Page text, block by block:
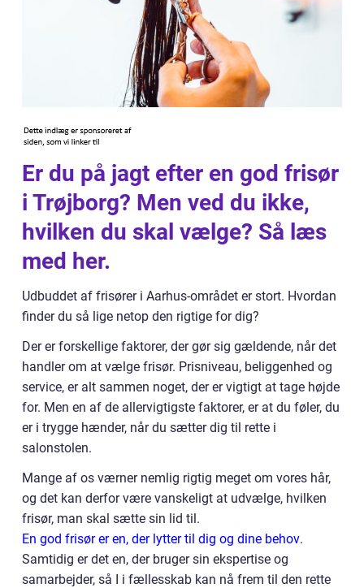
Er du på jagt efter en god frisør
i Trøjborg? Men ved du ikke,
hvilken du skal vælge? Så læs
med her.
Udbuddet af frisører i Aarhus-området er stort. Hvordan
finder du så lige netop den rigtige for dig?
Der er forskellige faktorer, der gør sig gældende, når det
handler om at vælge frisør. Prisniveau, beliggenhed og
service, er alt sammen noget, der er vigtigt at tage højde
for. Men en af de allervigtigste faktorer, er at du føler, du
er i trygge hænder, når du sætter dig til rette i
salonstolen.
Mange af os værner nemlig rigtig meget om vores hår,
og det kan derfor være vanskeligt at udvælge, hvilken
frisør, man skal sætte sin lid til.
En god frisør er en, der lytter til dig og dine behov.
Samtidig er det en, der bruger sin ekspertise og
samarbejder, så I i fællesskab kan nå frem til den rette